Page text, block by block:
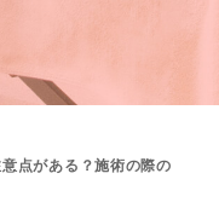
点がある？施術の際の